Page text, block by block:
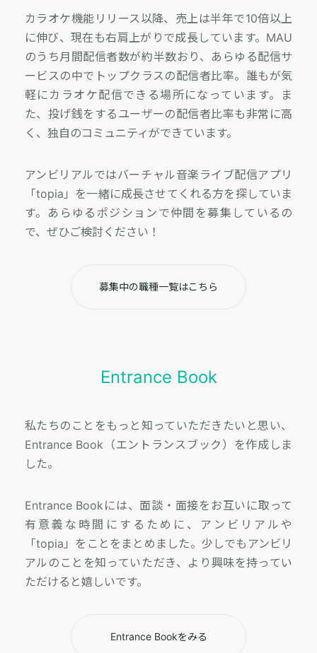
カラオケ機能リリース以降、売上は半年で10倍以上
に伸び、現在も右肩上がりで成長しています。MAU
のうち月間配信者数が約半数おり、あらゆる配信サ
ービスの中でトップクラスの配信者比率。誰もが気
軽にカラオケ配信できる場所になっています。ま
た、投げ銭をするユーザーの配信者比率も非常に高
く、独自のコミュニティができています。
アンビリアルではバーチャル音楽ライブ配信アプリ
「topia」を一緒に成長させてくれる方を探していま
す。あらゆるポジションで仲間を募集しているの
で、ぜひご検討ください！
募集中の職種一覧はこちら
Entrance Book
私たちのことをもっと知っていただきたいと思い、
Entrance Book（エントランスブック）を作成しま
した。
Entrance Bookには、面談・面接をお互いに取って
有意義な時間にするために、アンビリアルや
「topia」をことをまとめました。少しでもアンビリ
アルのことを知っていただき、より興味を持ってい
ただけると嬉しいです。
Entrance Bookをみる